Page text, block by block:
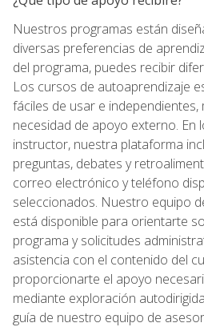
Nuestros programas están
diversas preferencias de
del programa, puedes recibir
Los cursos de autoaprendizaje
fáciles de usar e independientes,
necesidad de apoyo externo. En
instructor, nuestra plataforma
preguntas, debates y
correo electrónico y teléfono
seleccionados. Nuestro equipo
está disponible para orientarte
programa y solicitudes
asistencia con el contenido del
proporcionarte el apoyo
mediante exploración
guía de nuestro equipo de